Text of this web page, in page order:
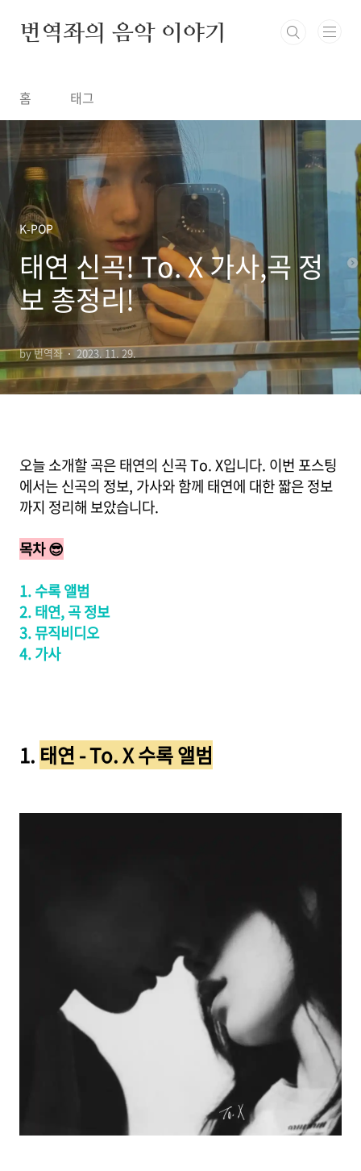
번역좌의 음악 이야기
홈 태그
K-POP
태연 신곡! To. X 가사,곡 정
보 총정리!
by 번역좌 2023. 11. 29.
오늘 소개할 곡은 태연의 신곡 To. X입니다. 이번 포스팅
에서는 신곡의 정보, 가사와 함께 태연에 대한 짧은 정보
까지 정리해 보았습니다.
목차 😎
1. 수록 앨범
2. 태연, 곡 정보
3. 뮤직비디오
4. 가사
1. 태연 - To. X 수록 앨범